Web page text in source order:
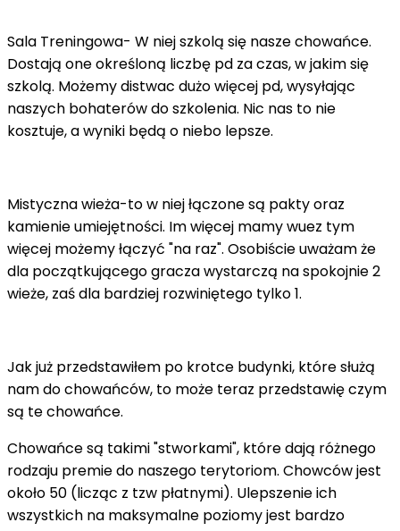
Sala Treningowa- W niej szkolą się nasze chowańce.
Dostają one określoną liczbę pd za czas, w jakim się
szkolą. Możemy distwac dużo więcej pd, wysyłając
naszych bohaterów do szkolenia. Nic nas to nie
kosztuje, a wyniki będą o niebo lepsze.
Mistyczna wieża-to w niej łączone są pakty oraz
kamienie umiejętności. Im więcej mamy wuez tym
więcej możemy łączyć "na raz". Osobiście uważam że
dla początkującego gracza wystarczą na spokojnie 2
wieże, zaś dla bardziej rozwiniętego tylko 1.
Jak już przedstawiłem po krotce budynki, które służą
nam do chowańców, to może teraz przedstawię czym
są te chowańce.
Chowańce są takimi "stworkami", które dają różnego
rodzaju premie do naszego terytoriom. Chowców jest
około 50 (licząc z tzw płatnymi). Ulepszenie ich
wszystkich na maksymalne poziomy jest bardzo